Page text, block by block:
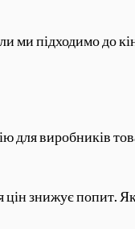
ми підходимо до
виробників
знижує попит.